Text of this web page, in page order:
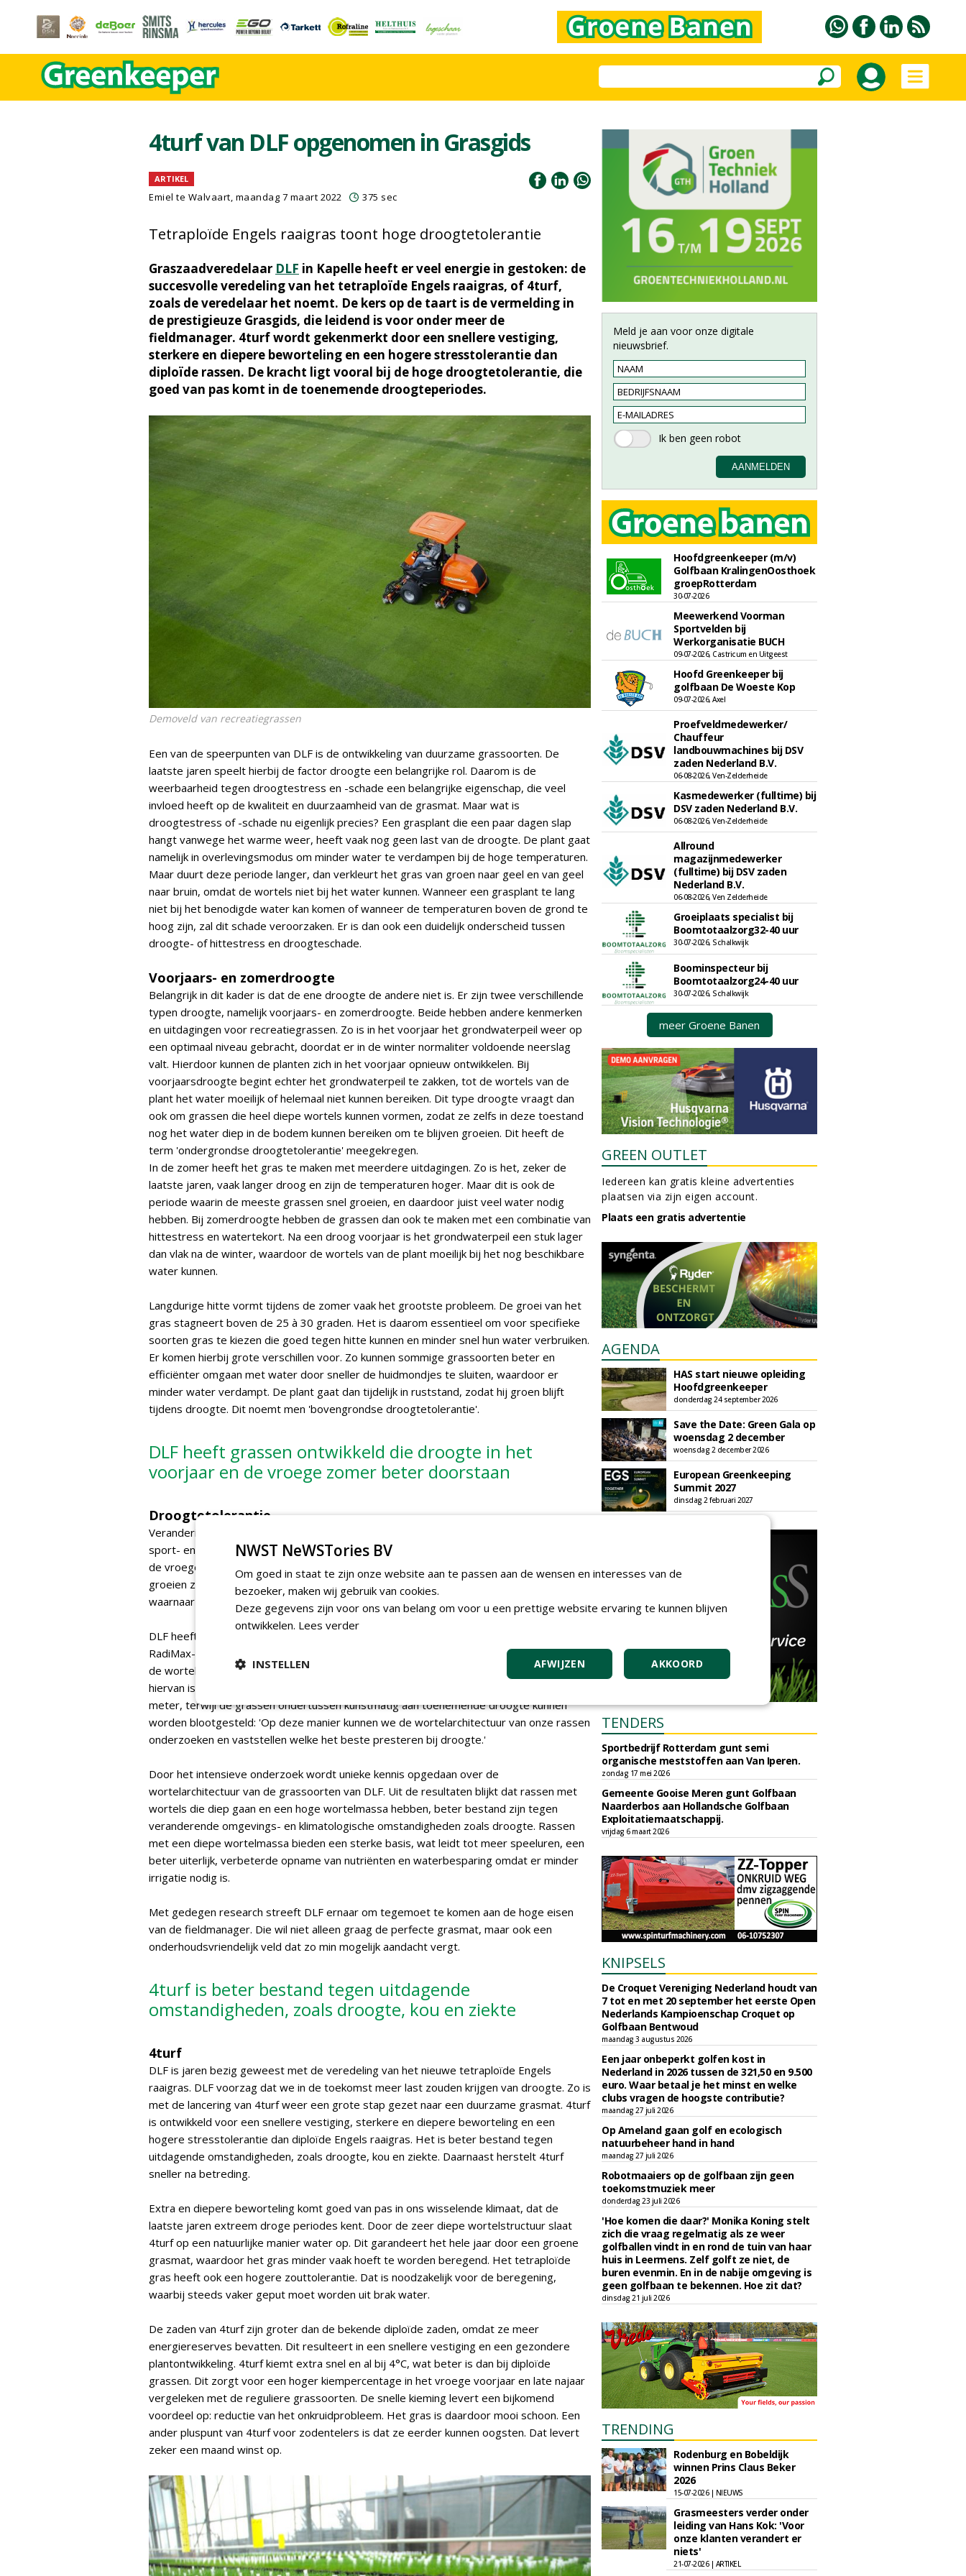
4turf van DLF opgenomen in Grasgids
ARTIKEL
Emiel te Walvaart, maandag 7 maart 2022 375 sec
Tetraploïde Engels raaigras toont hoge droogtetolerantie
Graszaadveredelaar DLF in Kapelle heeft er veel energie in gestoken: de
succesvolle veredeling van het tetraploïde Engels raaigras, of 4turf,
zoals de veredelaar het noemt. De kers op de taart is de vermelding in
de prestigieuze Grasgids, die leidend is voor onder meer de
fieldmanager. 4turf wordt gekenmerkt door een snellere vestiging,
sterkere en diepere beworteling en een hogere stresstolerantie dan
diploïde rassen. De kracht ligt vooral bij de hoge droogtetolerantie, die
goed van pas komt in de toenemende droogteperiodes.
Demoveld van recreatiegrassen
Een van de speerpunten van DLF is de ontwikkeling van duurzame grassoorten. De
laatste jaren speelt hierbij de factor droogte een belangrijke rol. Daarom is de
weerbaarheid tegen droogtestress en -schade een belangrijke eigenschap, die veel
invloed heeft op de kwaliteit en duurzaamheid van de grasmat. Maar wat is
droogtestress of -schade nu eigenlijk precies? Een grasplant die een paar dagen slap
hangt vanwege het warme weer, heeft vaak nog geen last van de droogte. De plant gaat
namelijk in overlevingsmodus om minder water te verdampen bij de hoge temperaturen.
Maar duurt deze periode langer, dan verkleurt het gras van groen naar geel en van geel
naar bruin, omdat de wortels niet bij het water kunnen. Wanneer een grasplant te lang
niet bij het benodigde water kan komen of wanneer de temperaturen boven de grond te
hoog zijn, zal dit schade veroorzaken. Er is dan ook een duidelijk onderscheid tussen
droogte- of hittestress en droogteschade.
Voorjaars- en zomerdroogte
Belangrijk in dit kader is dat de ene droogte de andere niet is. Er zijn twee verschillende
typen droogte, namelijk voorjaars- en zomerdroogte. Beide hebben andere kenmerken
en uitdagingen voor recreatiegrassen. Zo is in het voorjaar het grondwaterpeil weer op
een optimaal niveau gebracht, doordat er in de winter normaliter voldoende neerslag
valt. Hierdoor kunnen de planten zich in het voorjaar opnieuw ontwikkelen. Bij
voorjaarsdroogte begint echter het grondwaterpeil te zakken, tot de wortels van de
plant het water moeilijk of helemaal niet kunnen bereiken. Dit type droogte vraagt dan
ook om grassen die heel diepe wortels kunnen vormen, zodat ze zelfs in deze toestand
nog het water diep in de bodem kunnen bereiken om te blijven groeien. Dit heeft de
term 'ondergrondse droogtetolerantie' meegekregen.
In de zomer heeft het gras te maken met meerdere uitdagingen. Zo is het, zeker de
laatste jaren, vaak langer droog en zijn de temperaturen hoger. Maar dit is ook de
periode waarin de meeste grassen snel groeien, en daardoor juist veel water nodig
hebben. Bij zomerdroogte hebben de grassen dan ook te maken met een combinatie van
hittestress en watertekort. Na een droog voorjaar is het grondwaterpeil een stuk lager
dan vlak na de winter, waardoor de wortels van de plant moeilijk bij het nog beschikbare
water kunnen.
Langdurige hitte vormt tijdens de zomer vaak het grootste probleem. De groei van het
gras stagneert boven de 25 à 30 graden. Het is daarom essentieel om voor specifieke
soorten gras te kiezen die goed tegen hitte kunnen en minder snel hun water verbruiken.
Er komen hierbij grote verschillen voor. Zo kunnen sommige grassoorten beter en
efficiënter omgaan met water door sneller de huidmondjes te sluiten, waardoor er
minder water verdampt. De plant gaat dan tijdelijk in ruststand, zodat hij groen blijft
tijdens droogte. Dit noemt men 'bovengrondse droogtetolerantie'.
DLF heeft grassen ontwikkeld die droogte in het
voorjaar en de vroege zomer beter doorstaan
Droogtetolerantie
Veranderingen in weer en klimaat hebben dus een grote impact op het beheer van
sport- en recreatiegrassen. DLF heeft grassen ontwikkeld die droogte in het voorjaar en
de vroege zomer beter doorstaan. Bovendien benutten ze voedingsstoffen optimaal en
groeien ze uit tot een sterke, mooie zode. De sleutel ligt bij de wortels van de planten,
waarnaar DLF uitgebreid onderzoek heeft gedaan.
DLF heeft hiervoor een wereldwijd R&D-netwerk ter beschikking, evenals de unieke
RadiMax-wortelscreeningsfaciliteit. Samen met de Universiteit van Kopenhagen test DLF
de wortelarchitectuur van rassen en soorten in deze geavanceerde faciliteit. Met behulp
hiervan is het mogelijk om foto's te maken van de wortels tot op een diepte van drie
meter, terwijl de grassen ondertussen kunstmatig aan toenemende droogte kunnen
worden blootgesteld: 'Op deze manier kunnen we de wortelarchitectuur van onze rassen
onderzoeken en vaststellen welke het beste presteren bij droogte.'
Door het intensieve onderzoek wordt unieke kennis opgedaan over de
wortelarchitectuur van de grassoorten van DLF. Uit de resultaten blijkt dat rassen met
wortels die diep gaan en een hoge wortelmassa hebben, beter bestand zijn tegen
veranderende omgevings- en klimatologische omstandigheden zoals droogte. Rassen
met een diepe wortelmassa bieden een sterke basis, wat leidt tot meer speeluren, een
beter uiterlijk, verbeterde opname van nutriënten en waterbesparing omdat er minder
irrigatie nodig is.
Met gedegen research streeft DLF ernaar om tegemoet te komen aan de hoge eisen
van de fieldmanager. Die wil niet alleen graag de perfecte grasmat, maar ook een
onderhoudsvriendelijk veld dat zo min mogelijk aandacht vergt.
4turf is beter bestand tegen uitdagende
omstandigheden, zoals droogte, kou en ziekte
4turf
DLF is jaren bezig geweest met de veredeling van het nieuwe tetraploïde Engels
raaigras. DLF voorzag dat we in de toekomst meer last zouden krijgen van droogte. Zo is
met de lancering van 4turf weer een grote stap gezet naar een duurzame grasmat. 4turf
is ontwikkeld voor een snellere vestiging, sterkere en diepere beworteling en een
hogere stresstolerantie dan diploïde Engels raaigras. Het is beter bestand tegen
uitdagende omstandigheden, zoals droogte, kou en ziekte. Daarnaast herstelt 4turf
sneller na betreding.
Extra en diepere beworteling komt goed van pas in ons wisselende klimaat, dat de
laatste jaren extreem droge periodes kent. Door de zeer diepe wortelstructuur slaat
4turf op een natuurlijke manier water op. Dit garandeert het hele jaar door een groene
grasmat, waardoor het gras minder vaak hoeft te worden beregend. Het tetraploïde
gras heeft ook een hogere zouttolerantie. Dat is noodzakelijk voor de beregening,
waarbij steeds vaker geput moet worden uit brak water.
De zaden van 4turf zijn groter dan de bekende diploïde zaden, omdat ze meer
energiereserves bevatten. Dit resulteert in een snellere vestiging en een gezondere
plantontwikkeling. 4turf kiemt extra snel en al bij 4°C, wat beter is dan bij diploïde
grassen. Dit zorgt voor een hoger kiempercentage in het vroege voorjaar en late najaar
vergeleken met de reguliere grassoorten. De snelle kieming levert een bijkomend
voordeel op: reductie van het onkruidprobleem. Het gras is daardoor mooi schoon. Een
ander pluspunt van 4turf voor zodentelers is dat ze eerder kunnen oogsten. Dat levert
zeker een maand winst op.
Meld je aan voor onze digitale
nieuwsbrief.
Hoofdgreenkeeper (m/v)
Golfbaan KralingenOosthoek
groepRotterdam
30-07-2026
Meewerkend Voorman
Sportvelden bij
Werkorganisatie BUCH
09-07-2026, Castricum en Uitgeest
Hoofd Greenkeeper bij
golfbaan De Woeste Kop
09-07-2026, Axel
Proefveldmedewerker/
Chauffeur
landbouwmachines bij DSV
zaden Nederland B.V.
06-08-2026, Ven-Zelderheide
Kasmedewerker (fulltime) bij
DSV zaden Nederland B.V.
06-08-2026, Ven-Zelderheide
Allround
magazijnmedewerker
(fulltime) bij DSV zaden
Nederland B.V.
06-08-2026, Ven Zelderheide
Groeiplaats specialist bij
Boomtotaalzorg32-40 uur
30-07-2026, Schalkwijk
Boominspecteur bij
Boomtotaalzorg24-40 uur
30-07-2026, Schalkwijk
meer Groene Banen
GREEN OUTLET
Iedereen kan gratis kleine advertenties
plaatsen via zijn eigen account.
Plaats een gratis advertentie
AGENDA
HAS start nieuwe opleiding
Hoofdgreenkeeper
donderdag 24 september 2026
Save the Date: Green Gala op
woensdag 2 december
woensdag 2 december 2026
European Greenkeeping
Summit 2027
dinsdag 2 februari 2027
TENDERS
Sportbedrijf Rotterdam gunt semi
organische meststoffen aan Van Iperen.
zondag 17 mei 2026
Gemeente Gooise Meren gunt Golfbaan
Naarderbos aan Hollandsche Golfbaan
Exploitatiemaatschappij.
vrijdag 6 maart 2026
KNIPSELS
De Croquet Vereniging Nederland houdt van
7 tot en met 20 september het eerste Open
Nederlands Kampioenschap Croquet op
Golfbaan Bentwoud
maandag 3 augustus 2026
Een jaar onbeperkt golfen kost in
Nederland in 2026 tussen de 321,50 en 9.500
euro. Waar betaal je het minst en welke
clubs vragen de hoogste contributie?
maandag 27 juli 2026
Op Ameland gaan golf en ecologisch
natuurbeheer hand in hand
maandag 27 juli 2026
Robotmaaiers op de golfbaan zijn geen
toekomstmuziek meer
donderdag 23 juli 2026
'Hoe komen die daar?' Monika Koning stelt
zich die vraag regelmatig als ze weer
golfballen vindt in en rond de tuin van haar
huis in Leermens. Zelf golft ze niet, de
buren evenmin. En in de nabije omgeving is
geen golfbaan te bekennen. Hoe zit dat?
dinsdag 21 juli 2026
TRENDING
Rodenburg en Bobeldijk
winnen Prins Claus Beker
2026
15-07-2026 | NIEUWS
Grasmeesters verder onder
leiding van Hans Kok: 'Voor
onze klanten verandert er
niets'
21-07-2026 | ARTIKEL
NWST NeWSTories BV
Om goed in staat te zijn onze website aan te passen aan de wensen en interesses van de
bezoeker, maken wij gebruik van cookies.
Deze gegevens zijn voor ons van belang om voor u een prettige website ervaring te kunnen blijven
ontwikkelen. Lees verder
AKKOORD
AFWIJZEN
INSTELLEN